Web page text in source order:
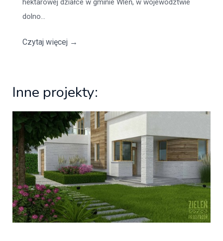
hektarowej działce w gminie Wleń, w województwie
dolno...
Czytaj więcej →
Inne projekty: